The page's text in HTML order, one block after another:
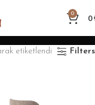
0 0
etiketlendi Filters